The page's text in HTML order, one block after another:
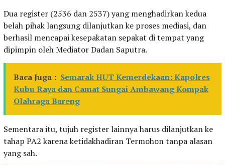
Dua register (2536 dan 2537) yang menghadirkan kedua
belah pihak langsung dilanjutkan ke proses mediasi, dan
berhasil mencapai kesepakatan sepakat di tempat yang
dipimpin oleh Mediator Dadan Saputra.
Baca Juga : Semarak HUT Kemerdekaan: Kapolres
Kubu Raya dan Camat Sungai Ambawang Kompak
Olahraga Bareng
Sementara itu, tujuh register lainnya harus dilanjutkan ke
tahap PA2 karena ketidakhadiran Termohon tanpa alasan
yang sah.